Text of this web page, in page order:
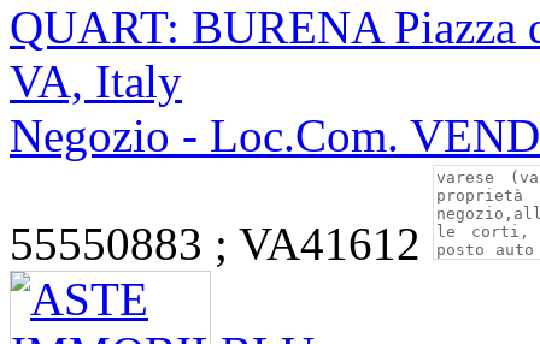
QUART: BURENA Piazza
VA, Italy
Negozio - Loc.Com.
55550883 ; VA41612